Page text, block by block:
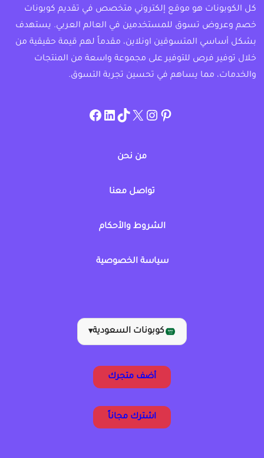
كل الكوبونات هو موقع إلكتروني متخصص في تقديم كوبونات
خصم وعروض تسوق للمستخدمين في العالم العربي. يستهدف
بشكل أساسي المتسوقين اونلاين، مقدماً لهم قيمة حقيقية من
خلال توفير فرص للتوفير على مجموعة واسعة من المنتجات
والخدمات، مما يساهم في تحسين تجربة التسوق.
pinterest
allcouponat
twitter
TikTok
linkedin
facebook
من نحن
تواصل معنا
الشروط والأحكام
سياسة الخصوصية
كوبونات السعودية▾
أضف متجرك
اشترك مجاناً